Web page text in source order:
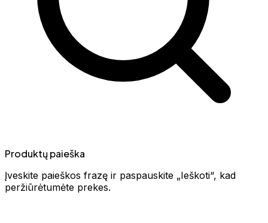
Produktų paieška
Įveskite paieškos frazę ir paspauskite „Ieškoti“, kad
peržiūrėtumėte prekes.